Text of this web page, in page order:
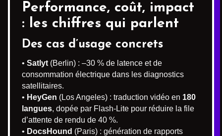
Performance, coût, impact
: les chiffres qui parlent
Des cas d’usage concrets
• Satlyt (Berlin) : –30 % de latence et de
consommation électrique dans les diagnostics
satellitaires.
• HeyGen (Los Angeles) : traduction vidéo en 180
langues, dopée par Flash-Lite pour réduire la file
d’attente de rendu de 40 %.
• DocsHound (Paris) : génération de rapports